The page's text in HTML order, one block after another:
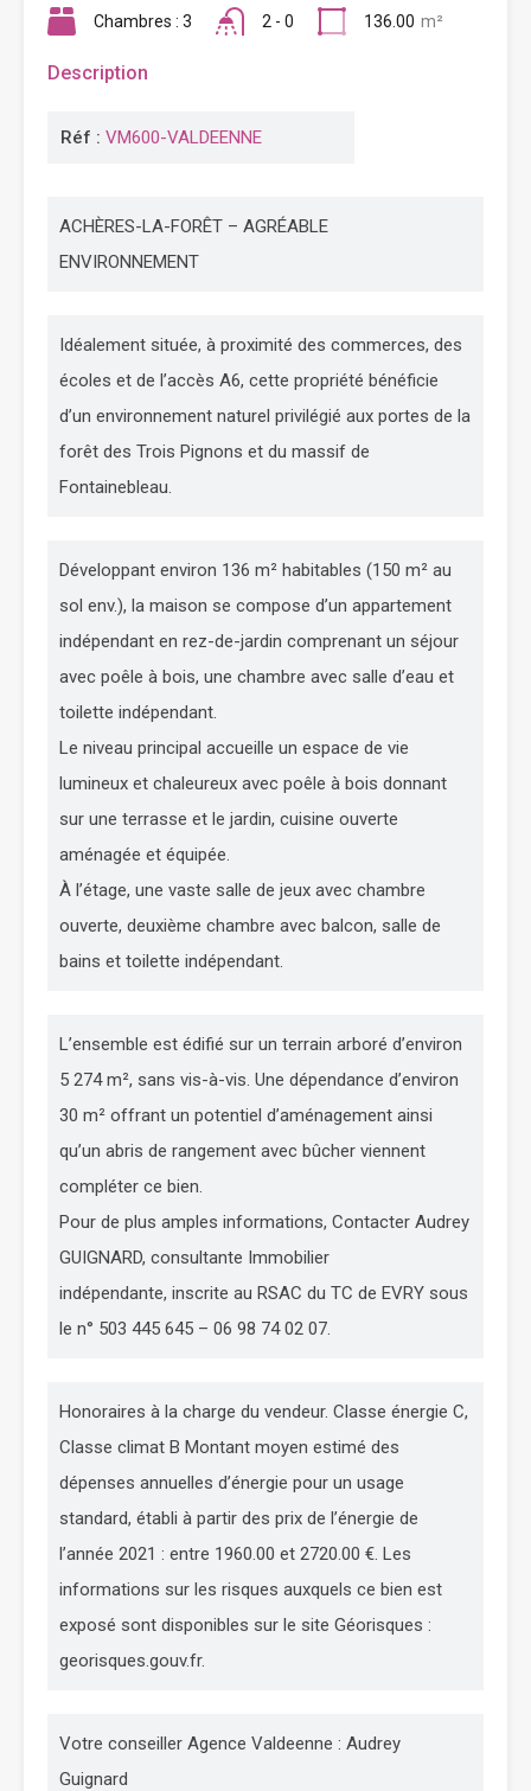
Chambres : 3 2 - 0 136.00 m²
Description
Réf : VM600-VALDEENNE
ACHÈRES-LA-FORÊT – AGRÉABLE
ENVIRONNEMENT
Idéalement située, à proximité des commerces, des
écoles et de l’accès A6, cette propriété bénéficie
d’un environnement naturel privilégié aux portes de la
forêt des Trois Pignons et du massif de
Fontainebleau.
Développant environ 136 m² habitables (150 m² au
sol env.), la maison se compose d’un appartement
indépendant en rez-de-jardin comprenant un séjour
avec poêle à bois, une chambre avec salle d’eau et
toilette indépendant.
Le niveau principal accueille un espace de vie
lumineux et chaleureux avec poêle à bois donnant
sur une terrasse et le jardin, cuisine ouverte
aménagée et équipée.
À l’étage, une vaste salle de jeux avec chambre
ouverte, deuxième chambre avec balcon, salle de
bains et toilette indépendant.
L’ensemble est édifié sur un terrain arboré d’environ
5 274 m², sans vis-à-vis. Une dépendance d’environ
30 m² offrant un potentiel d’aménagement ainsi
qu’un abris de rangement avec bûcher viennent
compléter ce bien.
Pour de plus amples informations, Contacter Audrey
GUIGNARD, consultante Immobilier
indépendante, inscrite au RSAC du TC de EVRY sous
le n° 503 445 645 – 06 98 74 02 07.
Honoraires à la charge du vendeur. Classe énergie C,
Classe climat B Montant moyen estimé des
dépenses annuelles d’énergie pour un usage
standard, établi à partir des prix de l’énergie de
l’année 2021 : entre 1960.00 et 2720.00 €. Les
informations sur les risques auxquels ce bien est
exposé sont disponibles sur le site Géorisques :
georisques.gouv.fr.
Votre conseiller Agence Valdeenne : Audrey
Guignard